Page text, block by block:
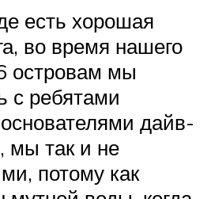
есть хорошая
во время нашего
островам мы
с ребятами
дайв-
мы так и не
потому как